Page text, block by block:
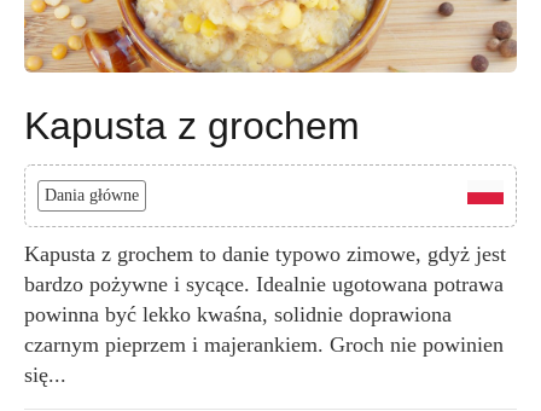
Kapusta z grochem
Dania główne
Kapusta z grochem to danie typowo zimowe, gdyż jest
bardzo pożywne i sycące. Idealnie ugotowana potrawa
powinna być lekko kwaśna, solidnie doprawiona
czarnym pieprzem i majerankiem. Groch nie powinien
się...